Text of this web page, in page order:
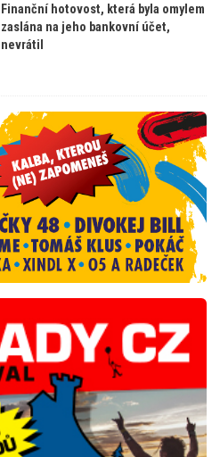
Finanční hotovost, která byla omylem
zaslána na jeho bankovní účet,
nevrátil